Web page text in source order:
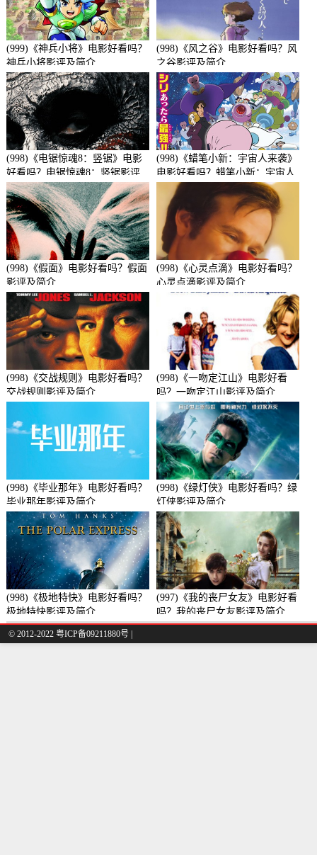
(999)《神兵小将》电影好看吗？
神兵小将影评及简介
(998)《风之谷》电影好看吗？风
之谷影评及简介
(998)《电锯惊魂8：竖锯》电影
好看吗？电锯惊魂8：竖锯影评
及简介
(998)《蜡笔小新：宇宙人来袭》
电影好看吗？蜡笔小新：宇宙人
来袭影评及简介
(998)《假面》电影好看吗？假面
影评及简介
(998)《心灵点滴》电影好看吗？
心灵点滴影评及简介
(998)《交战规则》电影好看吗？
交战规则影评及简介
(998)《一吻定江山》电影好看
吗？一吻定江山影评及简介
(998)《毕业那年》电影好看吗？
毕业那年影评及简介
(998)《绿灯侠》电影好看吗？绿
灯侠影评及简介
(998)《极地特快》电影好看吗？
极地特快影评及简介
(997)《我的丧尸女友》电影好看
吗？我的丧尸女友影评及简介
© 2012-2022 粤ICP备09211880号 |